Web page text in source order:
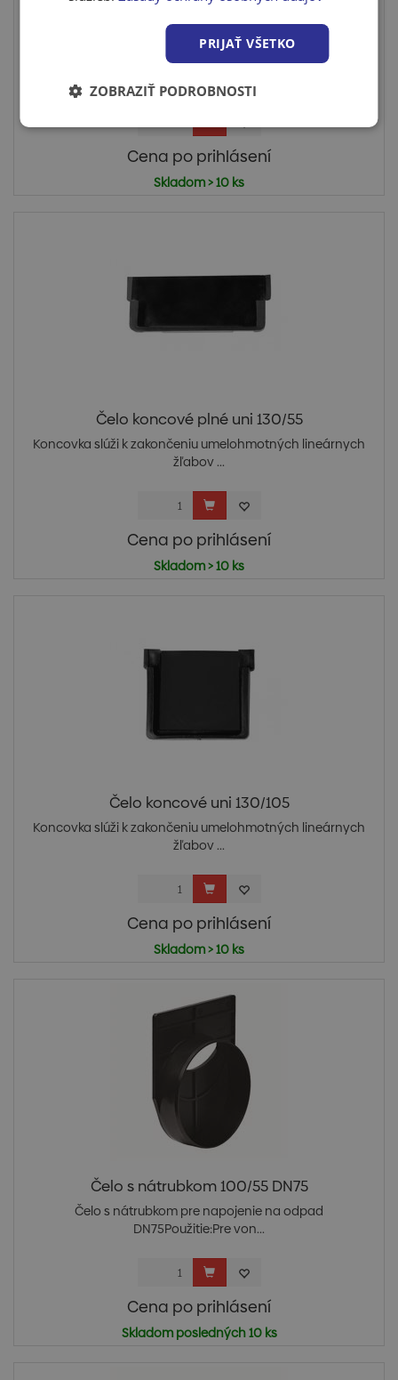
Odvodňovací žľab 130/55/1000 PP plastový
rošt
Žľab 130/55/1000 PP plastový rošt Odvodňovací žľab
Cena po prihlásení
Skladom > 10 ks
Čelo koncové plné uni 130/55
Koncovka slúži k zakončeniu umelohmotných lineárnych
žľabov ...
Cena po prihlásení
Skladom > 10 ks
Čelo koncové uni 130/105
Koncovka slúži k zakončeniu umelohmotných lineárnych
žľabov ...
Cena po prihlásení
Skladom > 10 ks
Čelo s nátrubkom 100/55 DN75
Čelo s nátrubkom pre napojenie na odpad
DN75Použitie:Pre von...
Cena po prihlásení
Skladom posledných 10 ks
PRIJAŤ VŠETKO
ZOBRAZIŤ PODROBNOSTI